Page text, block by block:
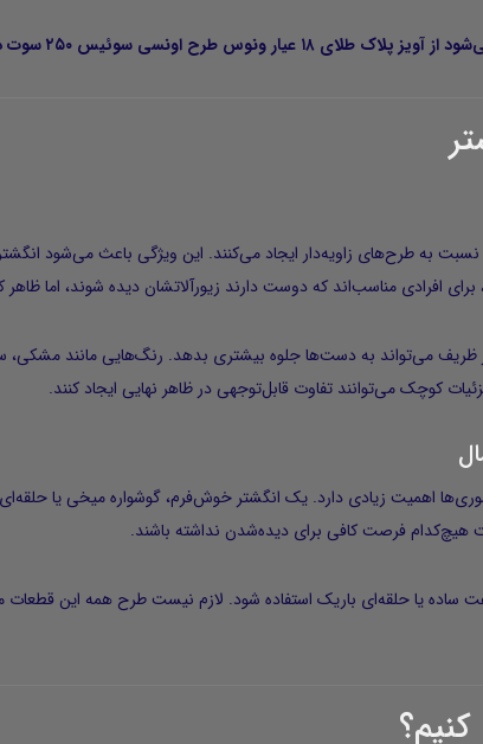
از آویز پلاک طلای ۱۸ عیار ونوس طرح اونسی سوئیس ۲۵۰ سوت
به طرح‌های زاویه‌دار ایجاد می‌کنند. این ویژگی باعث می‌شود
افرادی مناسب‌اند که دوست دارند زیورآلاتشان دیده شوند، اما ظاهر
می‌تواند به دست‌ها جلوه بیشتری بدهد. رنگ‌هایی مانند مشکی،
کوچک می‌توانند تفاوت قابل‌توجهی در ظاهر نهایی ایجاد کنند.
اهمیت زیادی دارد. یک انگشتر خوش‌فرم، گوشواره میخی یا
هیچ‌کدام فرصت کافی برای دیده‌شدن نداشته باشند.
ظریف، ساعت ساده یا حلقه‌ای باریک استفاده شود. لازم نیست طرح همه